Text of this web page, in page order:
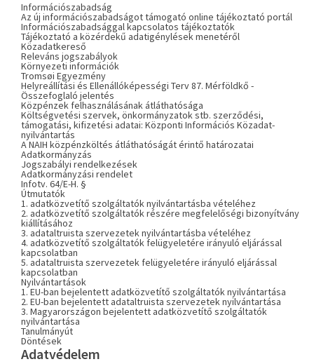
Információszabadság
Az új információszabadságot támogató online tájékoztató portál
Információszabadsággal kapcsolatos tájékoztatók
Tájékoztató a közérdekű adatigénylések menetéről
Közadatkereső
Releváns jogszabályok
Környezeti információk
Tromsøi Egyezmény
Helyreállítási és Ellenállóképességi Terv 87. Mérföldkő -
Összefoglaló jelentés
Közpénzek felhasználásának átláthatósága
Költségvetési szervek, önkormányzatok stb. szerződési,
támogatási, kifizetési adatai: Központi Információs Közadat-
nyilvántartás
A NAIH közpénzköltés átláthatóságát érintő határozatai
Adatkormányzás
Jogszabályi rendelkezések
Adatkormányzási rendelet
Infotv. 64/E-H. §
Útmutatók
1. adatközvetítő szolgáltatók nyilvántartásba vételéhez
2. adatközvetítő szolgáltatók részére megfelelőségi bizonyítvány
kiállításához
3. adataltruista szervezetek nyilvántartásba vételéhez
4. adatközvetítő szolgáltatók felügyeletére irányuló eljárással
kapcsolatban
5. adataltruista szervezetek felügyeletére irányuló eljárással
kapcsolatban
Nyilvántartások
1. EU-ban bejelentett adatközvetítő szolgáltatók nyilvántartása
2. EU-ban bejelentett adataltruista szervezetek nyilvántartása
3. Magyarországon bejelentett adatközvetítő szolgáltatók
nyilvántartása
Tanulmányút
Döntések
Adatvédelem